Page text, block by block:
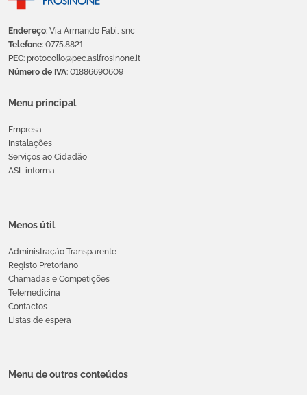
Endereço: Via Armando Fabi, snc
Telefone: 0775.8821
PEC: protocollo@pec.aslfrosinone.it
Número de IVA: 01886690609
Menu principal
Empresa
Instalações
Serviços ao Cidadão
ASL informa
Menos útil
Administração Transparente
Registo Pretoriano
Chamadas e Competições
Telemedicina
Contactos
Listas de espera
Menu de outros conteúdos